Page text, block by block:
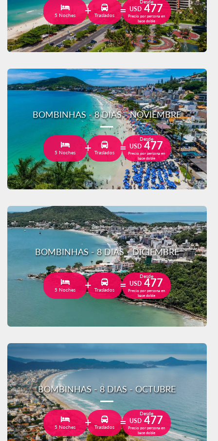
5 Noches Traslados
Desde
USD 477
Precio por persona en
base doble
BOMBINHAS - 8 DIAS - NOVIEMBRE
5 Noches Traslados
Desde
USD 477
Precio por persona en
base doble
BOMBINHAS - 8 DIAS - DICIEMBRE
5 Noches Traslados
Desde
USD 477
Precio por persona en
base doble
BOMBINHAS - 8 DIAS - OCTUBRE
5 Noches Traslados
Desde
USD 477
Precio por persona en
base doble